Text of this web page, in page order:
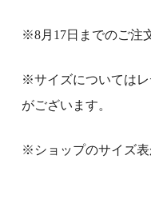
※8月 17日までのご注
※サイズについては
がございます。
※ショップのサイズ表